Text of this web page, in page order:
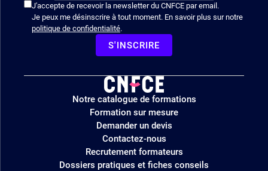
J'accepte de recevoir la newsletter du CNFCE par email.
Je peux me désinscrire à tout moment. En savoir plus sur notre
politique de confidentialité.
S'INSCRIRE
Logo
site
Notre catalogue de formations
Formation sur mesure
Demander un devis
Contactez-nous
Recrutement formateurs
Dossiers pratiques et fiches conseils